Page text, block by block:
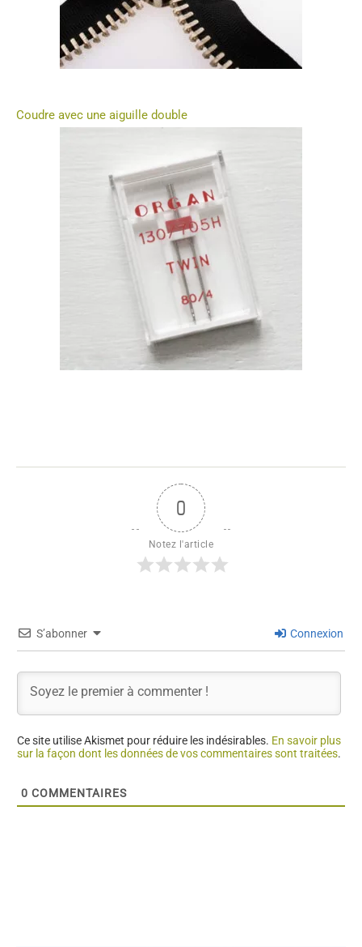
Coudre avec une aiguille double
0
Notez l'article
S’abonner Connexion
Ce site utilise Akismet pour réduire les indésirables. En savoir plus
sur la façon dont les données de vos commentaires sont traitées.
0 COMMENTAIRES